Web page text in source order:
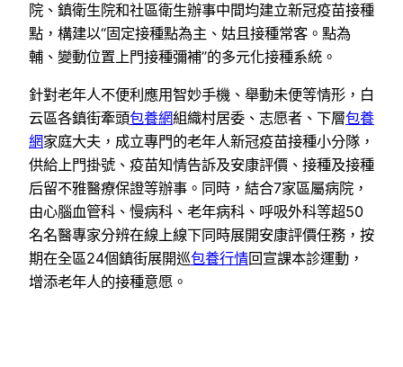
院、鎮衛生院和社區衛生辦事中間均建立新冠疫苗接種
點，構建以“固定接種點為主、姑且接種常客。點為
輔、變動位置上門接種彌補”的多元化接種系統。
針對老年人不便利應用智妙手機、舉動未便等情形，白
云區各鎮街牽頭包養網組織村居委、志愿者、下層包養
網家庭大夫，成立專門的老年人新冠疫苗接種小分隊，
供給上門掛號、疫苗知情告訴及安康評價、接種及接種
后留不雅醫療保證等辦事。同時，結合7家區屬病院，
由心腦血管科、慢病科、老年病科、呼吸外科等超50
名名醫專家分辨在線上線下同時展開安康評價任務，按
期在全區24個鎮街展開巡包養行情回宣課本診運動，
增添老年人的接種意愿。